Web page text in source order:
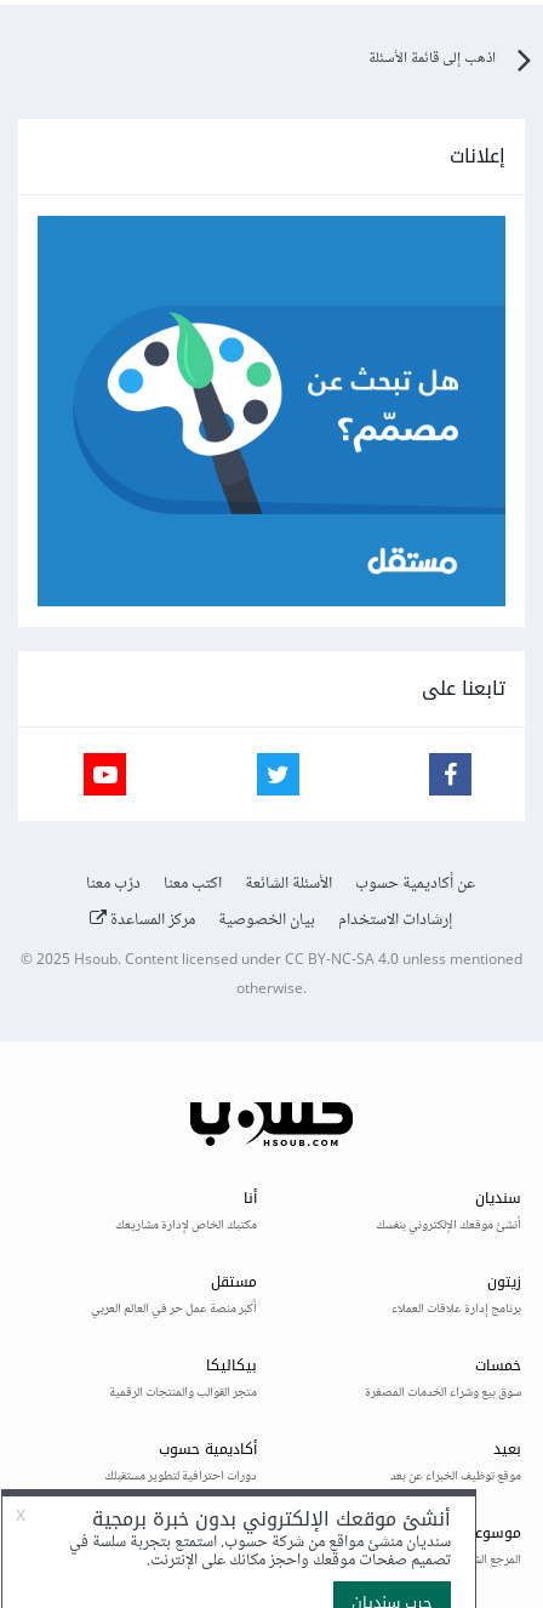
اذهب إلى قائمة الأسئلة
إعلانات
تابعنا على
عن أكاديمية حسوب الأسئلة الشائعة اكتب معنا
درّب معنا
إرشادات الاستخدام
بيان الخصوصية مركز المساعدة
© 2025Hsoub.Content licensed underCC BY-NC-SA 4.0unless mentioned
otherwise.